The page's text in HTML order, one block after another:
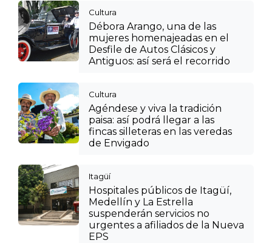
Cultura
Débora Arango, una de las
mujeres homenajeadas en el
Desfile de Autos Clásicos y
Antiguos: así será el recorrido
Cultura
Agéndese y viva la tradición
paisa: así podrá llegar a las
fincas silleteras en las veredas
de Envigado
Itagüí
Hospitales públicos de Itagüí,
Medellín y La Estrella
suspenderán servicios no
urgentes a afiliados de la Nueva
EPS